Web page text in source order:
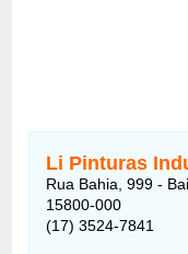
Li Pinturas
Rua Bahia, 999 -
15800-000
(17) 3524-7841